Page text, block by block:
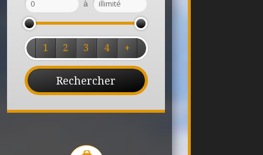
à
1 2 3 4 +